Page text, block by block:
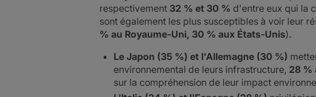
respectivement 32 % et 30 % d'entre eux qui la
sont également les plus susceptibles à voir leur
% au Royaume-Uni, 30 % aux États-Unis).
Le Japon (35 %) et l'Allemagne (30 %)
environnemental de leurs infrastructure, 28 %
sur la compréhension de leur impact